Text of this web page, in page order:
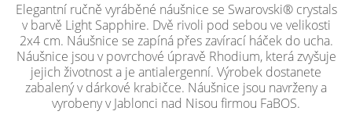
Elegantní ručně vyráběné náušnice se Swarovski® crystals
v barvě Light Sapphire. Dvě rivoli pod sebou ve velikosti
2x4 cm. Náušnice se zapíná přes zavírací háček do ucha.
Náušnice jsou v povrchové úpravě Rhodium, která zvyšuje
jejich životnost a je antialergenní. Výrobek dostanete
zabalený v dárkové krabičce. Náušnice jsou navrženy a
vyrobeny v Jablonci nad Nisou firmou FaBOS.